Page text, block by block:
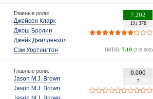
Главные роли:
Джейсон Кларк
Джош Бролин
Джейк Джилленхол
Сэм Уортингтон
7.202
191 378
IMDB: 7.10 (245 000)
Главные роли:
Jason M.J. Brown
Jason M.J. Brown
0.000
7